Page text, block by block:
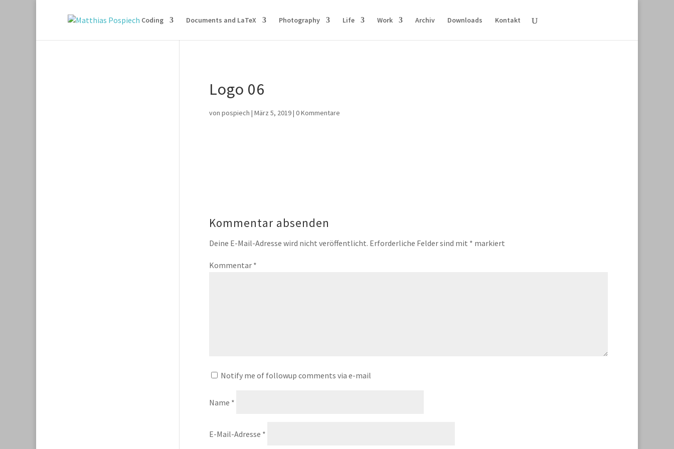
Coding Documents and LaTeX Photography Life Work Archiv Downloads Kontakt
Logo 06
von pospiech | März 5, 2019| 0 Kommentare
Kommentar absenden
Deine E-Mail-Adresse wird nicht veröffentlicht. Erforderliche Felder sind mit * markiert
Kommentar *
Notify me of followup comments via e-mail
Name *
E-Mail-Adresse *